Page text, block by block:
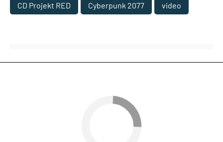
CD Projekt RED Cyberpunk 2077 video